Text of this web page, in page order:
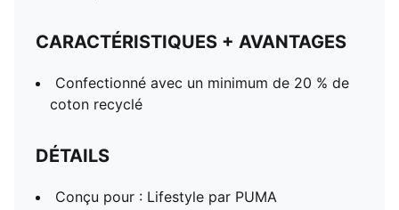
CARACTÉRISTIQUES + AVANTAGES
Confectionné avec un minimum de 20 % de
coton recyclé
DÉTAILS
Conçu pour : Lifestyle par PUMA